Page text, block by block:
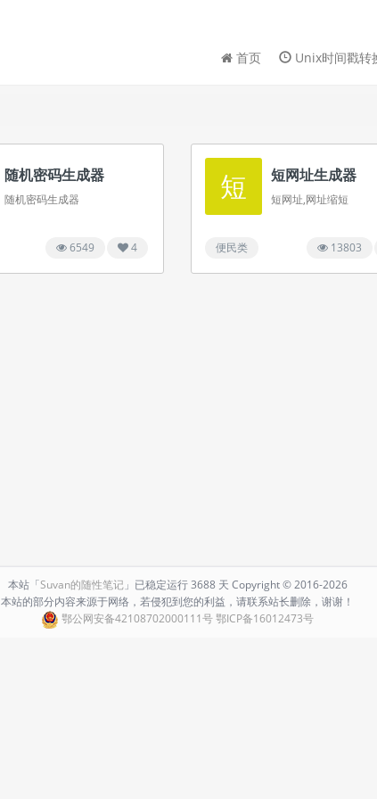
首页 Unix时间戳转
随机密码生成器
随机密码生成器
4
6549
短 短网址生成器
短网址,网址缩短
便民类 13803
本站「Suvan的随性笔记」已稳定运行3688 天 Copyright ©2016-2026
本站的部分内容来源于网络，若侵犯到您的利益，请联系站长删除，谢谢！
鄂公网安备42108702000111号鄂ICP备16012473号